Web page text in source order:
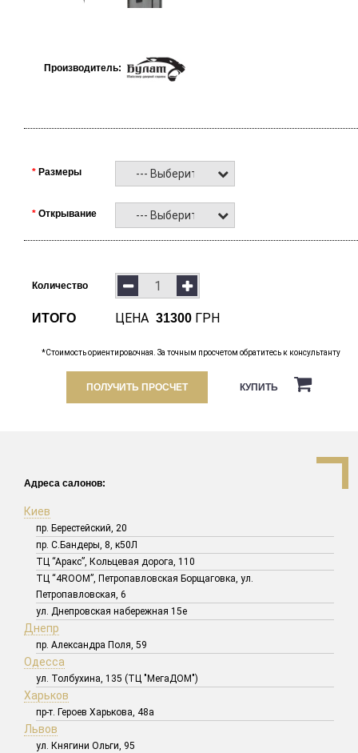
Производитель:
Размеры --- Выберите ---
Открывание --- Выберите ---
Количество
ИТОГО ЦЕНА 31300 ГРН
*Стоимость ориентировочная. За точным просчетом обратитесь к консультанту
ПОЛУЧИТЬ ПРОСЧЕТ КУПИТЬ
Адреса салонов:
Киев
пр. Берестейский, 20
пр. С.Бандеры, 8, к50Л
ТЦ “Аракс”, Кольцевая дорога, 110
ТЦ “4ROOM”, Петропавловская Борщаговка, ул.
Петропавловская, 6
ул. Днепровская набережная 15е
Днепр
пр. Александра Поля, 59
Одесса
ул. Толбухина, 135 (ТЦ "МегаДОМ")
Харьков
пр-т. Героев Харькова, 48а
Львов
ул. Княгини Ольги, 95